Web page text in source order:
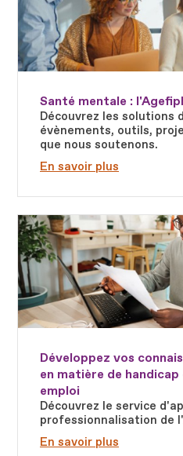
Santé mentale :
Découvrez les solutions
évènements, outils,
que nous soutenons.
En savoir plus
Développez vos
en matière de
emploi
Découvrez le service
professionnalisation de
En savoir plus
Fichier